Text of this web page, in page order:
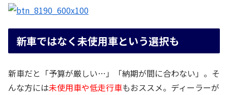
新車ではなく未使用車という選択も
新車だと「予算が厳しい…」「納期が間に合わない」。そ
んな方には未使用車や低走行車もおススメ。ディーラーが